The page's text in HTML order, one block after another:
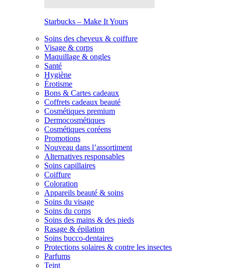
Starbucks – Make It Yours
Soins des cheveux & coiffure
Visage & corps
Maquillage & ongles
Santé
Hygiène
Érotisme
Bons & Cartes cadeaux
Coffrets cadeaux beauté
Cosmétiques premium
Dermocosmétiques
Cosmétiques coréens
Promotions
Nouveau dans l’assortiment
Alternatives responsables
Soins capillaires
Coiffure
Coloration
Appareils beauté & soins
Soins du visage
Soins du corps
Soins des mains & des pieds
Rasage & épilation
Soins bucco-dentaires
Protections solaires & contre les insectes
Parfums
Teint